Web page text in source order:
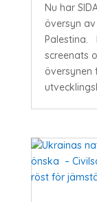
Nu har
översyn
Palestina.
screenats
översynen